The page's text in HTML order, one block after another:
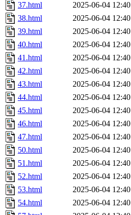
37.html
2025-06-04 12:40
38.html
2025-06-04 12:40
39.html
2025-06-04 12:40
40.html
2025-06-04 12:40
41.html
2025-06-04 12:40
42.html
2025-06-04 12:40
43.html
2025-06-04 12:40
44.html
2025-06-04 12:40
45.html
2025-06-04 12:40
46.html
2025-06-04 12:40
47.html
2025-06-04 12:40
50.html
2025-06-04 12:40
51.html
2025-06-04 12:40
52.html
2025-06-04 12:40
53.html
2025-06-04 12:40
54.html
2025-06-04 12:40